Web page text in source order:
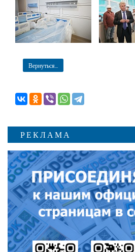
Вернуться...
РЕКЛАМА